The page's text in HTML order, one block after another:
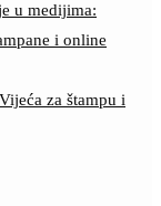
u medijima:
i online
za štampu i